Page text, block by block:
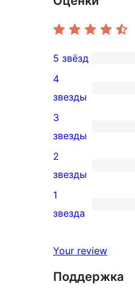
9
5-
звездный
отзыв
5 звёзд
1
4-
звездный
отзыв
4
звезды
0
3-
звездный
отзыв
3
звезды
0
2-
звездный
2
звезды
2
звездный
1
звезда
Your review
Поддержка